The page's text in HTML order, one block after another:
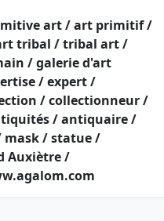
art / art primitif /
tribal / tribal art /
/ galerie d'art
/ expert /
/ collectionneur /
/ antiquaire /
mask / statue /
Auxiètre /